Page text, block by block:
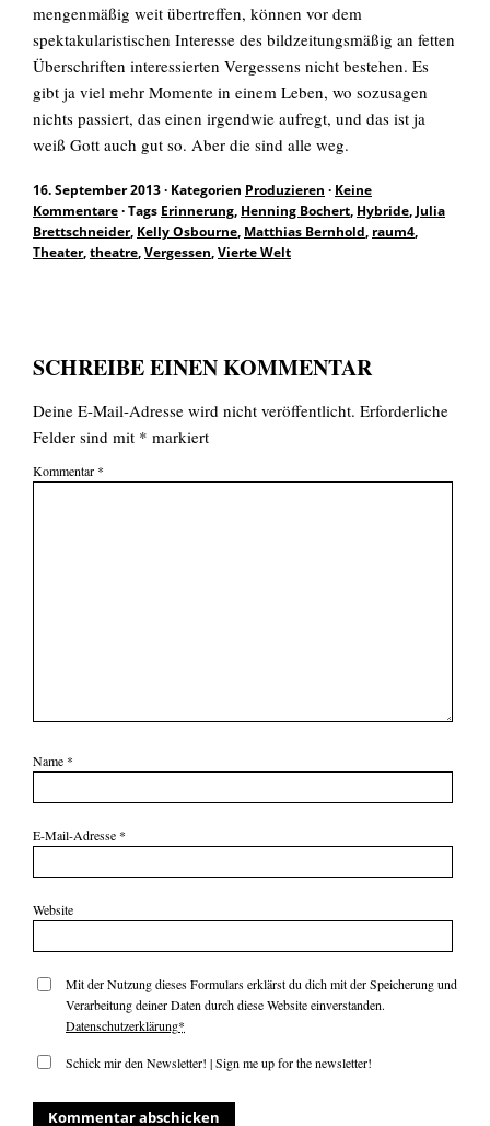
mengenmäßig weit übertreffen, können vor dem
spektakularistischen Interesse des bildzeitungsmäßig an fetten
Überschriften interessierten Vergessens nicht bestehen. Es
gibt ja viel mehr Momente in einem Leben, wo sozusagen
nichts passiert, das einen irgendwie aufregt, und das ist ja
weiß Gott auch gut so. Aber die sind alle weg.
16. September 2013· Kategorien Produzieren · Keine
Kommentare·Tags Erinnerung, Henning Bochert, Hybride, Julia
Brettschneider, Kelly Osbourne, Matthias Bernhold, raum4,
Theater,theatre,Vergessen,Vierte Welt
SCHREIBE EINEN KOMMENTAR
Deine E-Mail-Adresse wird nicht veröffentlicht. Erforderliche
Felder sind mit * markiert
Kommentar *
Name *
E-Mail-Adresse *
Website
Mit der Nutzung dieses Formulars erklärst du dich mit der Speicherung und
Verarbeitung deiner Daten durch diese Website einverstanden.
Datenschutzerklärung*
Schick mir den Newsletter! | Sign me up for the newsletter!